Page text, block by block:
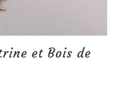
et Bois de